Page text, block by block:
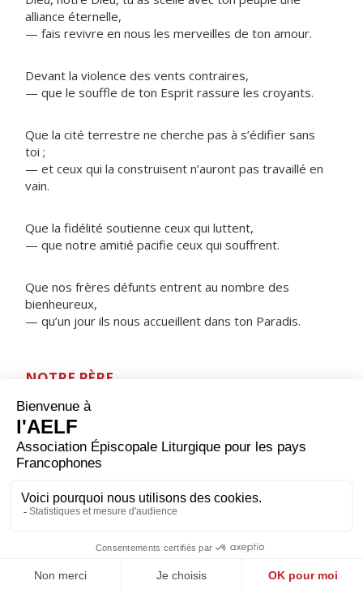
alliance éternelle,
— fais revivre en nous les merveilles de ton amour.
Devant la violence des vents contraires,
— que le souffle de ton Esprit rassure les croyants.
Que la cité terrestre ne cherche pas à s’édifier sans
toi ;
— et ceux qui la construisent n’auront pas travaillé en
vain.
Que la fidélité soutienne ceux qui luttent,
— que notre amitié pacifie ceux qui souffrent.
Que nos frères défunts entrent au nombre des
bienheureux,
— qu’un jour ils nous accueillent dans ton Paradis.
NOTRE PÈRE
ORAISON
Dieu qui fais resplendir la lumière après la nuit, accorde-
nous de finir ce jour à l’abri des attaques de l’adversaire
et de pouvoir te rendre grâce par Jésus Christ, ton Fils,
Saint-Esprit, maintenant et pour les siècles des siècles.
Amen.